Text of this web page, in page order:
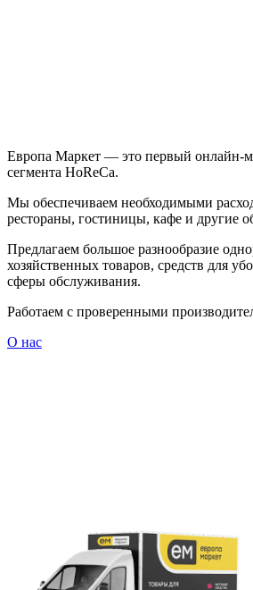
Европа Маркет — это первый онлайн-
сегмента HoReCa.
Мы обеспечиваем необходимыми
рестораны, гостиницы, кафе и другие
Предлагаем большое разнообразие
хозяйственных товаров, средств для
сферы обслуживания.
Работаем с проверенными
О нас